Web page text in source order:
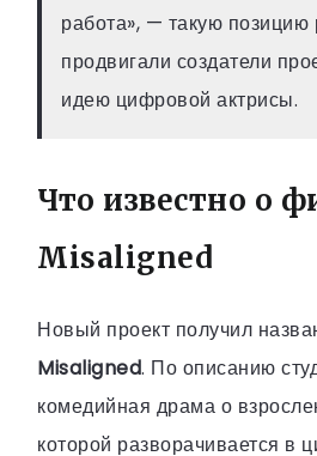
работа», — такую позицию
продвигали создатели
идею цифровой актрисы.
Что известно о
Misaligned
Новый проект получил
Misaligned. По описанию
комедийная драма о
которой разворачивается в